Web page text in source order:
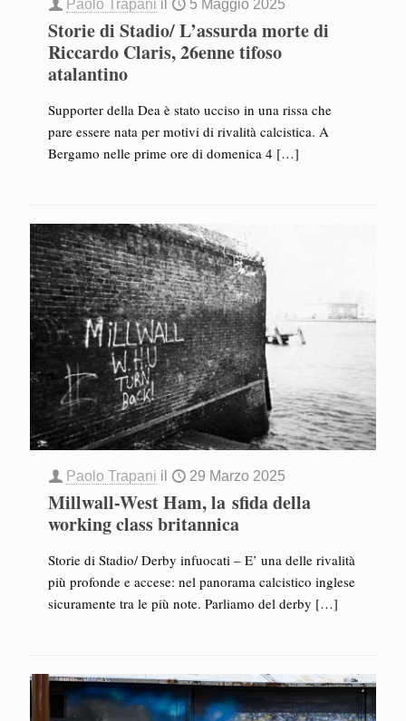
Paolo Trapani il 5 Maggio 2025
Storie di Stadio/ L’assurda morte di
Riccardo Claris, 26enne tifoso
atalantino
Supporter della Dea è stato ucciso in una rissa che
pare essere nata per motivi di rivalità calcistica. A
Bergamo nelle prime ore di domenica 4 […]
Paolo Trapani il 29 Marzo 2025
Millwall-West Ham, la sfida della
working class britannica
Storie di Stadio/ Derby infuocati – E’ una delle rivalità
più profonde e accese: nel panorama calcistico inglese
sicuramente tra le più note. Parliamo del derby […]